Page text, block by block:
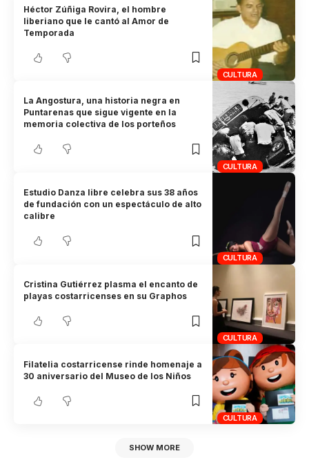
CULTURA
Héctor Zúñiga Rovira, el hombre
liberiano que le cantó al Amor de
Temporada
CULTURA
La Angostura, una historia negra en
Puntarenas que sigue vigente en la
memoria colectiva de los porteños
CULTURA
Estudio Danza libre celebra sus 38 años
de fundación con un espectáculo de alto
calibre
CULTURA
Cristina Gutiérrez plasma el encanto de
playas costarricenses en su Graphos
CULTURA
Filatelia costarricense rinde homenaje a
30 aniversario del Museo de los Niños
SHOW MORE